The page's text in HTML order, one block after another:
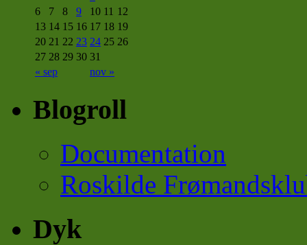
« sep nov »
6
7 8 9 10 11 12
13 14 15 16 17 18 19
20 21 22 23 24 25 26
27 28 29 30 31
Blogroll
Documentation
Roskilde
Dyk